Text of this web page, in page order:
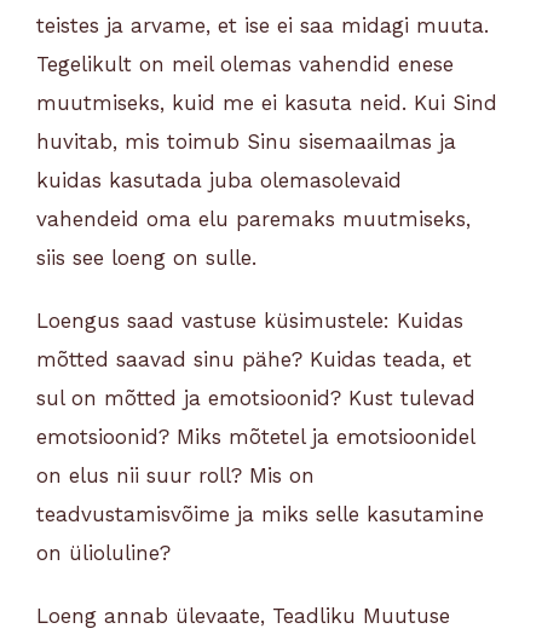
teistes ja arvame, et ise ei saa midagi muuta.
Tegelikult on meil olemas vahendid enese
muutmiseks, kuid me ei kasuta neid. Kui Sind
huvitab, mis toimub Sinu sisemaailmas ja
kuidas kasutada juba olemasolevaid
vahendeid oma elu paremaks muutmiseks,
siis see loeng on sulle.
Loengus saad vastuse küsimustele: Kuidas
mõtted saavad sinu pähe? Kuidas teada, et
sul on mõtted ja emotsioonid? Kust tulevad
emotsioonid? Miks mõtetel ja emotsioonidel
on elus nii suur roll? Mis on
teadvustamisvõime ja miks selle kasutamine
on ülioluline?
Loeng annab ülevaate, Teadliku Muutuse